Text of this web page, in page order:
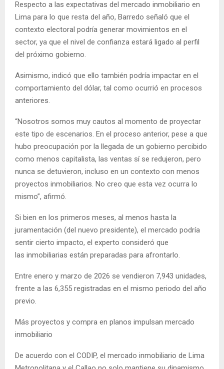
Respecto a las expectativas del mercado inmobiliario en
Lima para lo que resta del año, Barredo señaló que el
contexto electoral podría generar movimientos en el
sector, ya que el nivel de confianza estará ligado al perfil
del próximo gobierno.
Asimismo, indicó que ello también podría impactar en el
comportamiento del dólar, tal como ocurrió en procesos
anteriores.
“Nosotros somos muy cautos al momento de proyectar
este tipo de escenarios. En el proceso anterior, pese a que
hubo preocupación por la llegada de un gobierno percibido
como menos capitalista, las ventas sí se redujeron, pero
nunca se detuvieron, incluso en un contexto con menos
proyectos inmobiliarios. No creo que esta vez ocurra lo
mismo”, afirmó.
Si bien en los primeros meses, al menos hasta la
juramentación (del nuevo presidente), el mercado podría
sentir cierto impacto, el experto consideró que
las inmobiliarias están preparadas para afrontarlo.
Entre enero y marzo de 2026 se vendieron 7,943 unidades,
frente a las 6,355 registradas en el mismo periodo del año
previo.
Más proyectos y compra en planos impulsan mercado
inmobiliario
De acuerdo con el CODIP, el mercado inmobiliario de Lima